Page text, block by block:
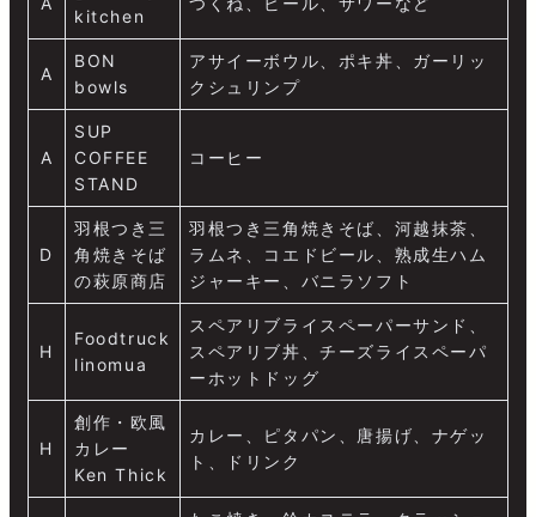
kitchen
A
BON
bowls
アサイーボウル、ポキ丼、ガーリッ
クシュリンプ
A
SUP
COFFEE
STAND
コーヒー
D
羽根つき三
角焼きそば
の萩原商店
羽根つき三角焼きそば、河越抹茶、
ラムネ、コエドビール、熟成生ハム
ジャーキー、バニラソフト
H
Foodtruck
linomua
スペアリブライスペーパーサンド、
スペアリブ丼、チーズライスペーパ
ーホットドッグ
H
創作・欧風
カレー
Ken Thick
カレー、ピタパン、唐揚げ、ナゲッ
ト、ドリンク